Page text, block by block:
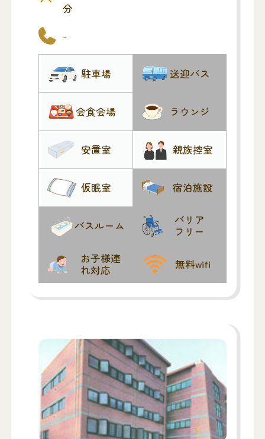
便利な斎場です。
分
-
駐車場 送迎バス
会食会場 ラウンジ
安置室 親族控室
仮眠室 宿泊施設
バスルーム
バリア
フリー
お子様連
れ対応
無料wifi